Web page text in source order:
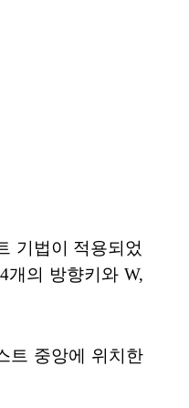
기법이 적용되었
개의 방향키와 W,
트 중앙에 위치한